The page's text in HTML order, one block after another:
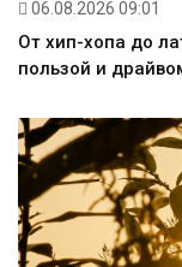
06.08.2026 09:01
От хип-хопа до
пользой и